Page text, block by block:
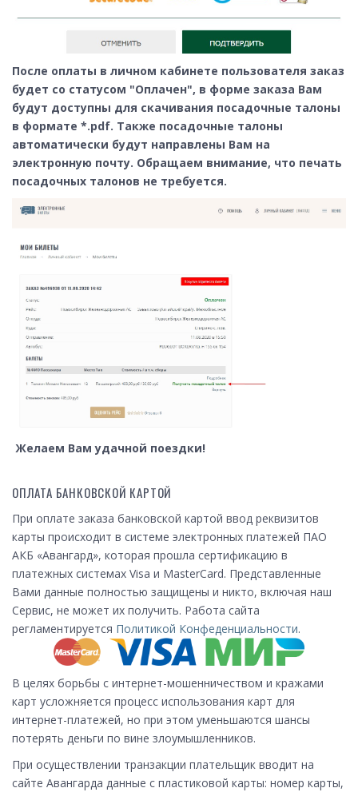
После оплаты в личном кабинете пользователя заказ
будет со статусом "Оплачен", в форме заказа Вам
будут доступны для скачивания посадочные талоны
в формате *.pdf. Также посадочные талоны
автоматически будут направлены Вам на
электронную почту. Обращаем внимание, что печать
посадочных талонов не требуется.
Желаем Вам удачной поездки!
ОПЛАТА БАНКОВСКОЙ КАРТОЙ
При оплате заказа банковской картой ввод реквизитов
карты происходит в системе электронных платежей ПАО
АКБ «Авангард», которая прошла сертификацию в
платежных системах Visa и MasterCard. Представленные
Вами данные полностью защищены и никто, включая наш
Сервис, не может их получить. Работа сайта
регламентируется Политикой Конфеденциальности.
В целях борьбы с интернет-мошенничеством и кражами
карт усложняется процесс использования карт для
интернет-платежей, но при этом уменьшаются шансы
потерять деньги по вине злоумышленников.
При осуществлении транзакции плательщик вводит на
сайте Авангарда данные с пластиковой карты: номер карты,